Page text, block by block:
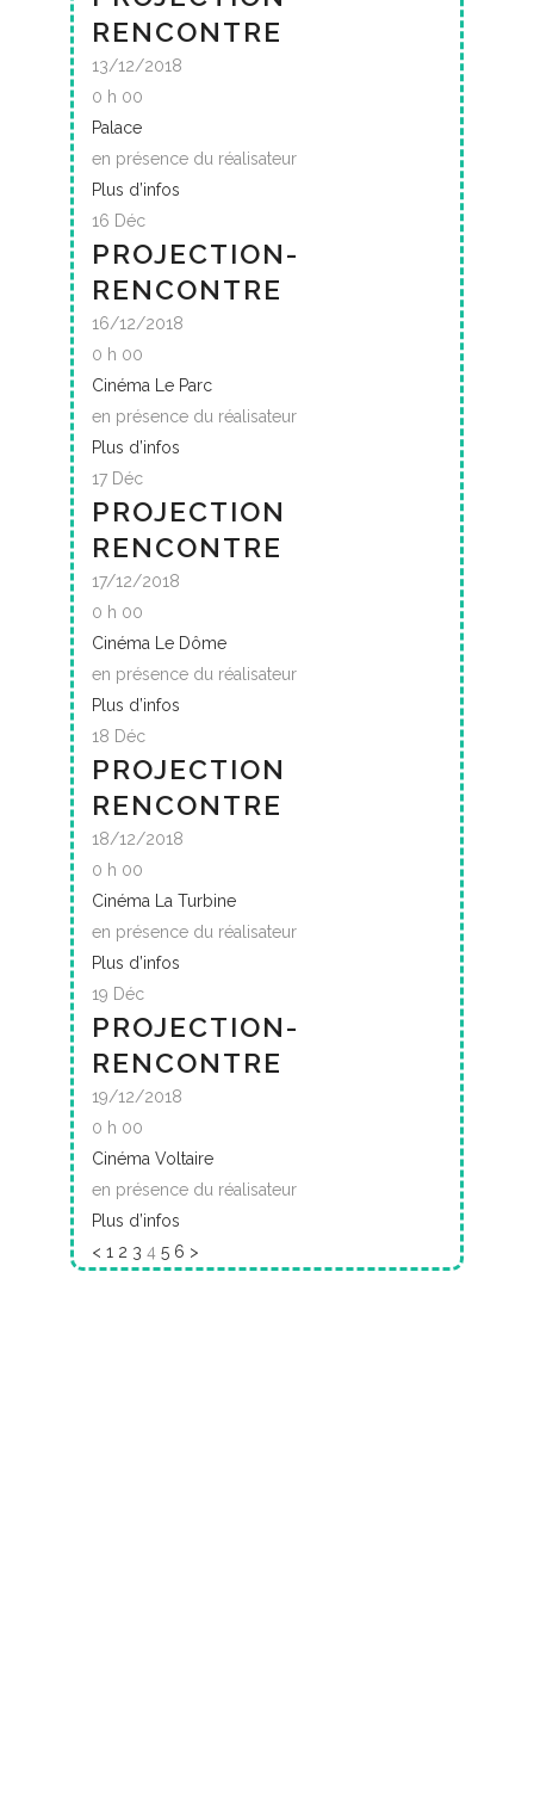
RENCONTRE
13/12/2018
0 h 00
Palace
en présence du réalisateur
Plus d’infos
16 Déc
PROJECTION-
RENCONTRE
16/12/2018
0 h 00
Cinéma Le Parc
en présence du réalisateur
Plus d’infos
17 Déc
PROJECTION
RENCONTRE
17/12/2018
0 h 00
Cinéma Le Dôme
en présence du réalisateur
Plus d’infos
18 Déc
PROJECTION
RENCONTRE
18/12/2018
0 h 00
Cinéma La Turbine
en présence du réalisateur
Plus d’infos
19 Déc
PROJECTION-
RENCONTRE
19/12/2018
0 h 00
Cinéma Voltaire
en présence du réalisateur
Plus d’infos
< 1 2 3 4 5 6 >